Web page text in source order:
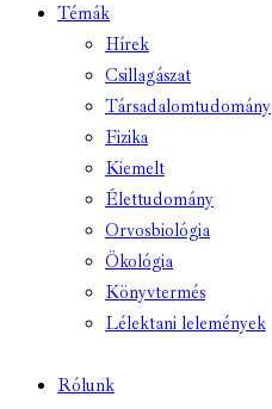
Témák
Hírek
Csillagászat
Társadalomtudomány
Fizika
Kiemelt
Élettudomány
Orvosbiológia
Ökológia
Könyvtermés
Lélektani lelemények
Rólunk